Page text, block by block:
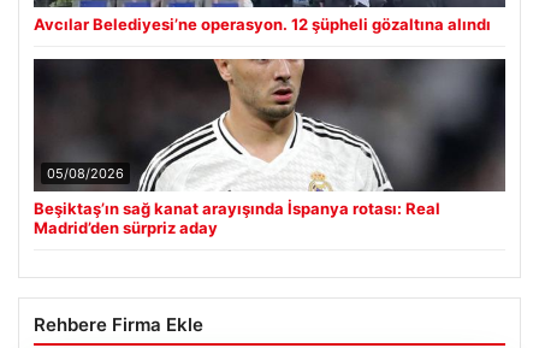
Avcılar Belediyesi’ne operasyon. 12 şüpheli gözaltına alındı
05/08/2026
Beşiktaş’ın sağ kanat arayışında İspanya rotası: Real
Madrid’den sürpriz aday
Rehbere Firma Ekle